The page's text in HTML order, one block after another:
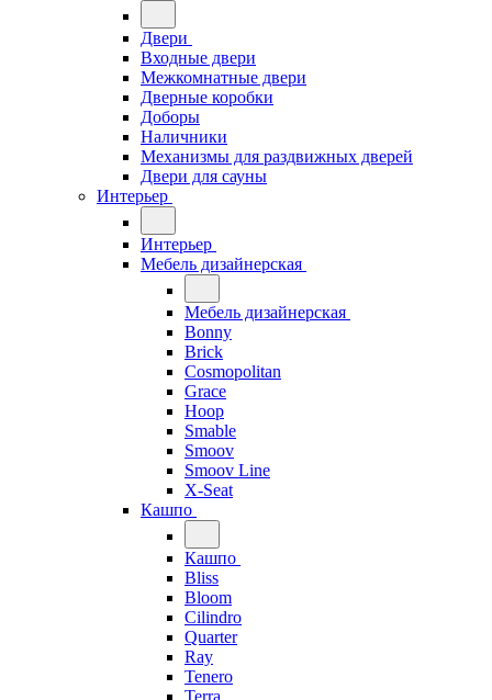
Двери
Входные двери
Межкомнатные двери
Дверные коробки
Доборы
Наличники
Механизмы для раздвижных дверей
Двери для сауны
Интерьер
Интерьер
Мебель дизайнерская
Мебель дизайнерская
Bonny
Brick
Cosmopolitan
Grace
Hoop
Smable
Smoov
Smoov Line
X-Seat
Кашпо
Кашпо
Bliss
Bloom
Cilindro
Quarter
Ray
Tenero
Terra